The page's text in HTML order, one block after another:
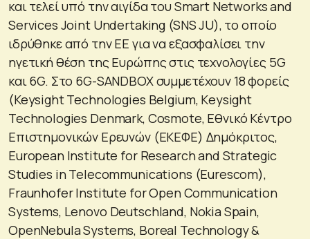
και τελεί υπό την αιγίδα του Smart Networks and
Services Joint Undertaking (SNS JU), το οποίο
ιδρύθηκε από την ΕΕ για να εξασφαλίσει την
ηγετική θέση της Ευρώπης στις τεχνολογίες 5G
και 6G. Στο 6G-SANDBOX συμμετέχουν 18 φορείς
(Keysight Technologies Belgium, Κeysight
Technologies Denmark, Cosmote, Εθνικό Κέντρο
Επιστημονικών Ερευνών (ΕΚΕΦΕ) Δημόκριτος,
European Institute for Research and Strategic
Studies in Telecommunications (Eurescom),
Fraunhofer Institute for Open Communication
Systems, Lenovo Deutschland, Nokia Spain,
OpenNebula Systems, Boreal Technology &